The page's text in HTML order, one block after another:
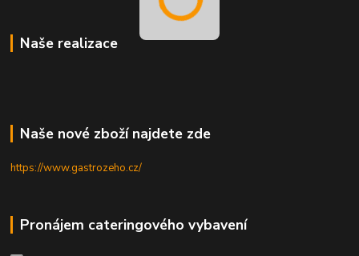
Naše realizace
Naše nové zboží najdete zde
https://www.gastrozeho.cz/
Pronájem cateringového vybavení